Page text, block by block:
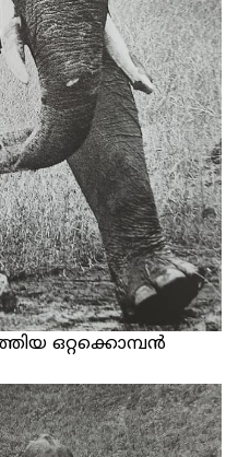
ഒറ്റക്കൊമ്പന്‍